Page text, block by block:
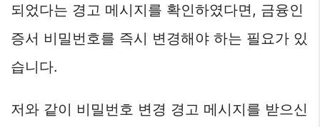
되었다는 경고 메시지를 확인하였다면, 금융인
증서 비밀번호를 즉시 변경해야 하는 필요가 있
습니다.
저와 같이 비밀번호 변경 경고 메시지를 받으신